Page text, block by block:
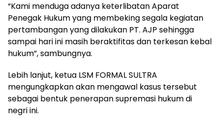
“Kami menduga adanya keterlibatan Aparat
Penegak Hukum yang membeking segala kegiatan
pertambangan yang dilakukan PT. AJP sehingga
sampai hari ini masih beraktifitas dan terkesan kebal
hukum”, sambungnya.
Lebih lanjut, ketua LSM FORMAL SULTRA
mengungkapkan akan mengawal kasus tersebut
sebagai bentuk penerapan supremasi hukum di
negri ini.